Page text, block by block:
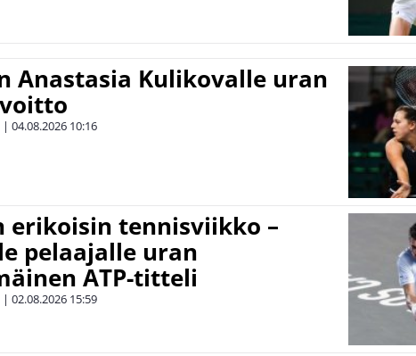
Anastasia Kulikovalle uran
| 04.08.2026 10:16
erikoisin tennisviikko –
pelaajalle uran
ATP-titteli
| 02.08.2026 15:59